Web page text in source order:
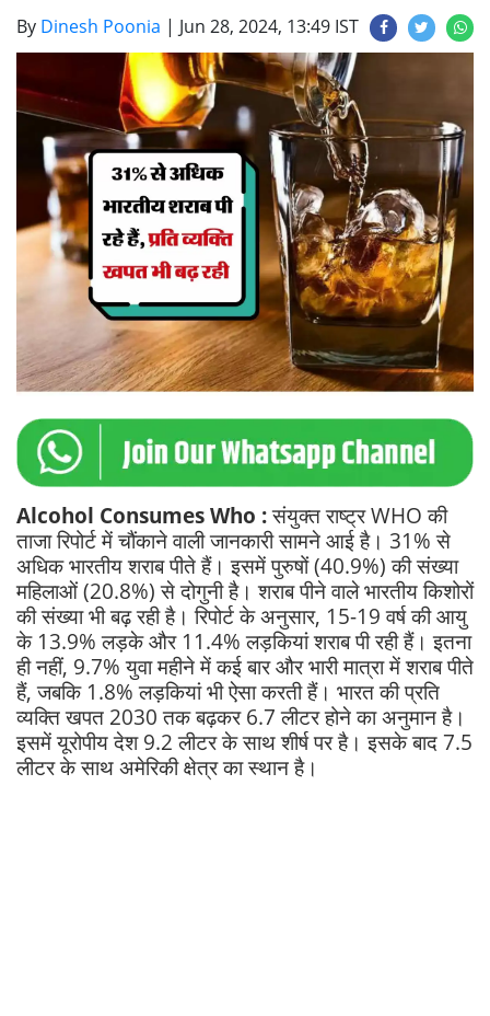
By Dinesh Poonia | Jun 28, 2024, 13:49 IST
Alcohol Consumes Who :संयुक्त राष्ट्र WHO की
ताजा रिपोर्ट में चौंकाने वाली जानकारी सामने आई है। 31% से
अधिक भारतीय शराब पीते हैं। इसमें पुरुषों (40.9%) की संख्या
महिलाओं (20.8%) से दोगुनी है। शराब पीने वाले भारतीय किशोरों
की संख्या भी बढ़ रही है। रिपोर्ट के अनुसार, 15-19 वर्ष की आयु
के 13.9% लड़के और 11.4% लड़कियां शराब पी रही हैं। इतना
ही नहीं, 9.7% युवा महीने में कई बार और भारी मात्रा में शराब पीते
हैं, जबकि 1.8% लड़कियां भी ऐसा करती हैं। भारत की प्रति
व्यक्ति खपत 2030 तक बढ़कर 6.7 लीटर होने का अनुमान है।
इसमें यूरोपीय देश 9.2 लीटर के साथ शीर्ष पर है। इसके बाद 7.5
लीटर के साथ अमेरिकी क्षेत्र का स्थान है।